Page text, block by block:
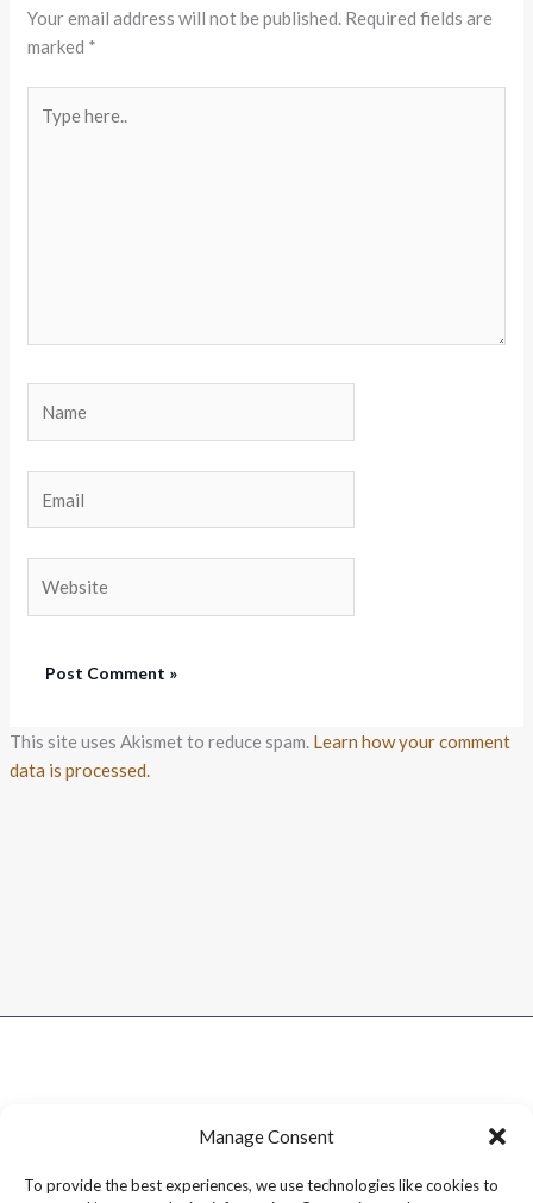
Manage Consent
To provide the best experiences, we use technologies like cookies to
Your email address will not be published. Required fields are
marked *
here..
This site uses Akismet to reduce spam. Learn how your comment
data is processed.